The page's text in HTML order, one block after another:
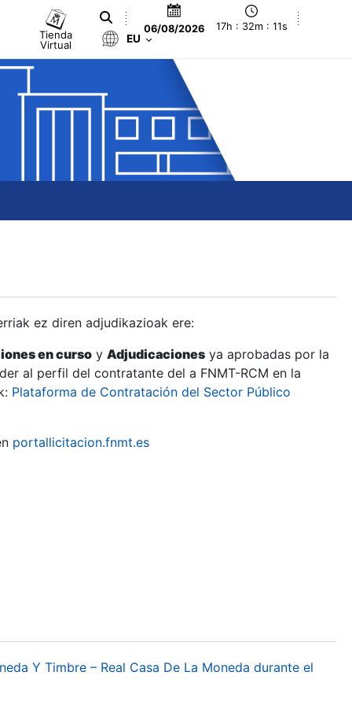
Tienda
Virtual
06/08/2026 17h : 32m : 12s
EU
ez diren adjudikazioak ere:
en curso y Adjudicaciones ya aprobadas por la
al perfil del contratante del a FNMT-RCM en la
Plataforma de Contratación del Sector Público
portallicitacion.fnmt.es
Y Timbre – Real Casa De La Moneda durante el